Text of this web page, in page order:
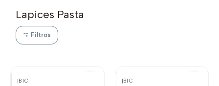
Lapices Pasta
Filtros
|BIC |BIC